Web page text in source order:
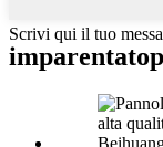
Scrivi qui il tuo
imparentato